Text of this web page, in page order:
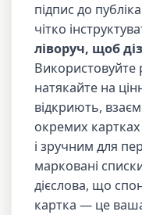
підпис до
чітко
ліворуч, щоб
Використовуйте
натякайте на
відкриють,
окремих
і зручним для
марковані
дієслова, що
картка — це